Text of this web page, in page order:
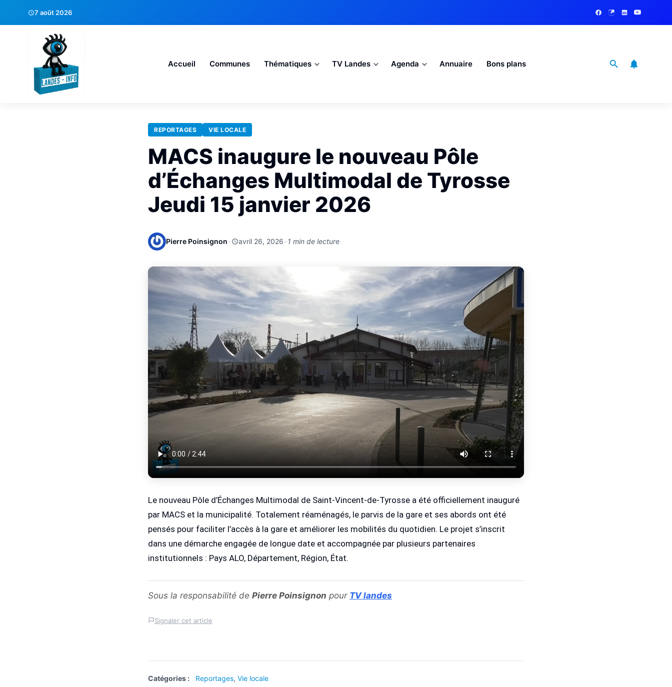
7 août 2026
Accueil Communes Thématiques TV Landes Agenda Annuaire Bons plans
REPORTAGES VIE LOCALE
MACS inaugure le nouveau Pôle
d’Échanges Multimodal de Tyrosse
Jeudi 15 janvier 2026
Pierre Poinsignon• avril 26, 2026•1 min de lecture
Le nouveau Pôle d’Échanges Multimodal de Saint‑Vincent‑de‑Tyrosse a été officiellement inauguré
par MACS et la municipalité. Totalement réaménagés, le parvis de la gare et ses abords ont été
pensés pour faciliter l’accès à la gare et améliorer les mobilités du quotidien. Le projet s’inscrit
dans une démarche engagée de longue date et accompagnée par plusieurs partenaires
institutionnels : Pays ALO, Département, Région, État.
Sous la responsabilité de Pierre Poinsignon pour TV landes
Signaler cet article
Catégories : Reportages, Vie locale